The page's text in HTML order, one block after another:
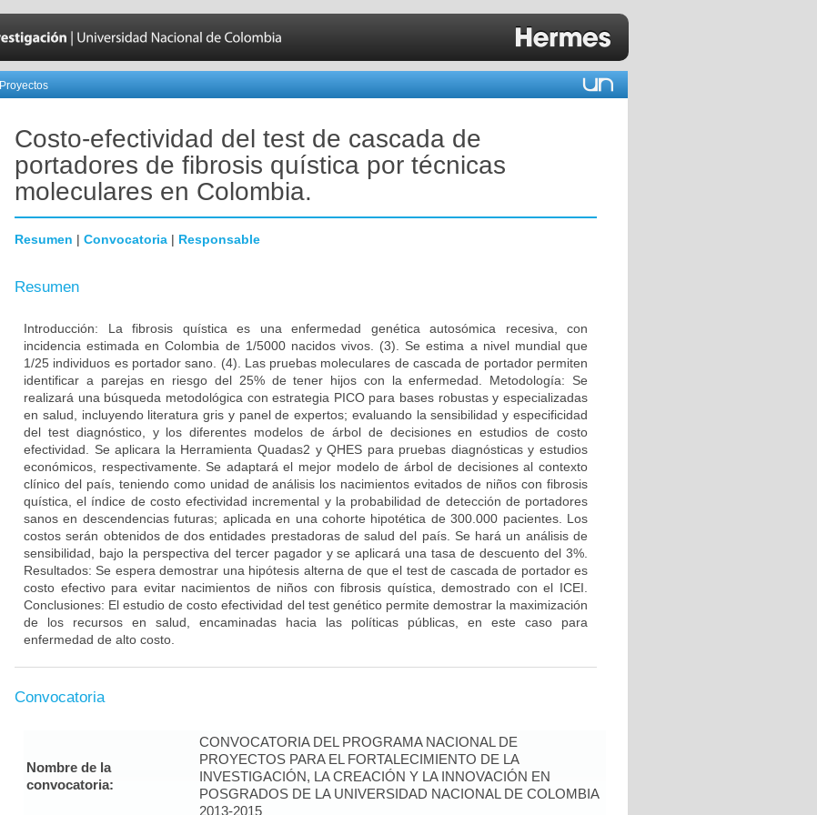
Proyectos
Costo-efectividad del test de cascada de
portadores de fibrosis quística por técnicas
moleculares en Colombia.
Resumen | Convocatoria | Responsable
Resumen
Introducción: La fibrosis quística es una enfermedad genética autosómica recesiva, con
incidencia estimada en Colombia de 1/5000 nacidos vivos. (3). Se estima a nivel mundial que
1/25 individuos es portador sano. (4). Las pruebas moleculares de cascada de portador permiten
identificar a parejas en riesgo del 25% de tener hijos con la enfermedad. Metodología: Se
realizará una búsqueda metodológica con estrategia PICO para bases robustas y especializadas
en salud, incluyendo literatura gris y panel de expertos; evaluando la sensibilidad y especificidad
del test diagnóstico, y los diferentes modelos de árbol de decisiones en estudios de costo
efectividad. Se aplicara la Herramienta Quadas2 y QHES para pruebas diagnósticas y estudios
económicos, respectivamente. Se adaptará el mejor modelo de árbol de decisiones al contexto
clínico del país, teniendo como unidad de análisis los nacimientos evitados de niños con fibrosis
quística, el índice de costo efectividad incremental y la probabilidad de detección de portadores
sanos en descendencias futuras; aplicada en una cohorte hipotética de 300.000 pacientes. Los
costos serán obtenidos de dos entidades prestadoras de salud del país. Se hará un análisis de
sensibilidad, bajo la perspectiva del tercer pagador y se aplicará una tasa de descuento del 3%.
Resultados: Se espera demostrar una hipótesis alterna de que el test de cascada de portador es
costo efectivo para evitar nacimientos de niños con fibrosis quística, demostrado con el ICEI.
Conclusiones: El estudio de costo efectividad del test genético permite demostrar la maximización
de los recursos en salud, encaminadas hacia las políticas públicas, en este caso para
enfermedad de alto costo.
Convocatoria
Nombre de la
convocatoria:
CONVOCATORIA DEL PROGRAMA NACIONAL DE
PROYECTOS PARA EL FORTALECIMIENTO DE LA
INVESTIGACIÓN, LA CREACIÓN Y LA INNOVACIÓN EN
POSGRADOS DE LA UNIVERSIDAD NACIONAL DE COLOMBIA
2013-2015